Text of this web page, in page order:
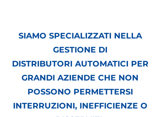
SIAMO SPECIALIZZATI NELLA
GESTIONE DI
DISTRIBUTORI AUTOMATICI PER
GRANDI AZIENDE CHE NON
POSSONO PERMETTERSI
INTERRUZIONI, INEFFICIENZE O